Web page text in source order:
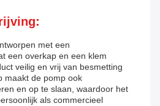
met een
een overkap en een klem
veilig en vrij van besmetting
maakt de pomp ook
en op te slaan, waardoor het
als commercieel